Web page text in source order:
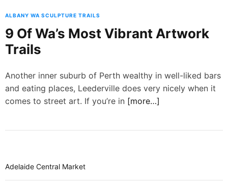
m
o
ALBANY WA SCULPTURE TRAILS
9 Of Wa’s Most Vibrant Artwork
Trails
Another inner suburb of Perth wealthy in well-liked bars
and eating places, Leederville does very nicely when it
comes to street art. If you’re in [more…]
Adelaide Central Market